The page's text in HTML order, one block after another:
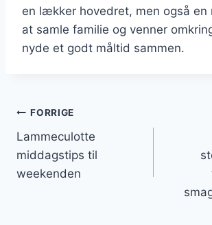
en lækker hovedret, men også en
at samle familie og venner
nyde et godt måltid sammen.
Indlægsnavigation
FORRIGE
Lammeculotte
middagstips til
weekenden